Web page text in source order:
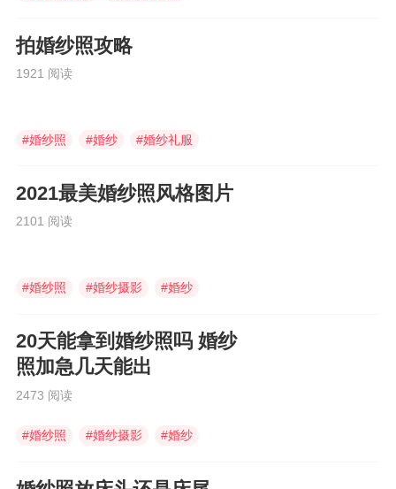
拍婚纱照攻略
1921 阅读
#婚纱照 #婚纱 #婚纱礼服
2021最美婚纱照风格图片
2101 阅读
#婚纱照 #婚纱摄影 #婚纱
20天能拿到婚纱照吗 婚纱
照加急几天能出
2473 阅读
#婚纱照 #婚纱摄影 #婚纱